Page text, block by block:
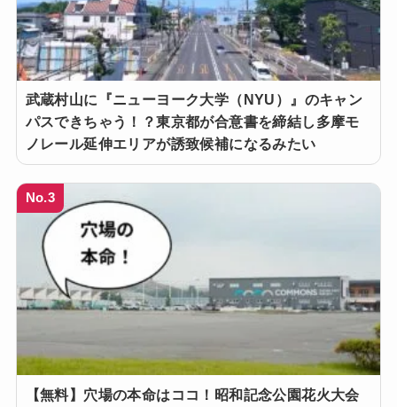
武蔵村山に『ニューヨーク大学（NYU）』のキャン
パスできちゃう！？東京都が合意書を締結し多摩モ
ノレール延伸エリアが誘致候補になるみたい
No.3
【無料】穴場の本命はココ！昭和記念公園花火大会